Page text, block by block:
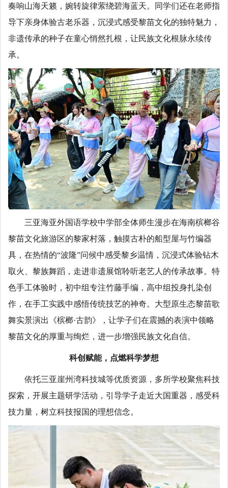
奏响山海天籁，婉转旋律萦绕碧海蓝天。同学们还在老师指
导下亲身体验古老乐器，沉浸式感受黎苗文化的独特魅力，
非遗传承的种子在童心悄然扎根，让民族文化根脉永续传
承。
三亚海亚外国语学校中学部全体师生漫步在海南槟榔谷
黎苗文化旅游区的黎家村落，触摸古朴的船型屋与竹编器
具，在热情的“波隆”问候中感受黎乡温情，沉浸式体验钻木
取火、黎族舞蹈，走进非遗展馆聆听老艺人的传承故事。特
色手工体验时，初中组专注竹藤手编，高中组投身扎染创
作，在手工实践中感悟传统技艺的神奇。大型原生态黎苗歌
舞实景演出《槟榔·古韵》，让学子们在震撼的表演中领略
黎苗文化的厚重与绚烂，进一步增强民族文化自信。
科创赋能，点燃科学梦想
依托三亚崖州湾科技城等优质资源，多所学校聚焦科技
探索，开展主题研学活动，引导学子走近大国重器，感受科
技力量，树立科技报国的理想信念。